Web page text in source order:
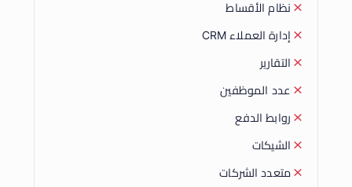
نظام الأقساط
إدارة العملاء CRM
التقارير
عدد الموظفين
روابط الدفع
الشيكات
متعدد الشركات